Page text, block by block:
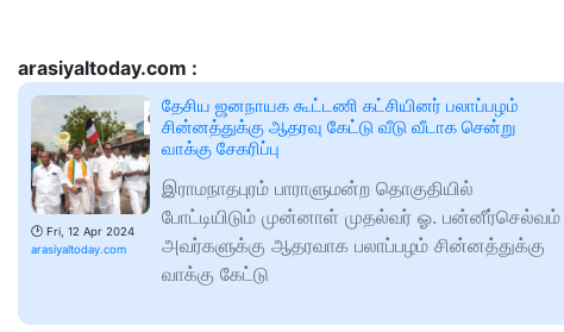
arasiyaltoday.com :
🕑 Fri, 12 Apr 2024
arasiyaltoday.com
தேசிய ஜனநாயக கூட்டணி கட்சியினர் பலாப்பழம்
சின்னத்துக்கு ஆதரவு கேட்டு வீடு வீடாக சென்று
வாக்கு சேகரிப்பு
இராமநாதபுரம் பாராளுமன்ற தொகுதியில்
போட்டியிடும் முன்னாள் முதல்வர் ஓ. பன்னீர்செல்வம்
அவர்களுக்கு ஆதரவாக பலாப்பழம் சின்னத்துக்கு
வாக்கு கேட்டு